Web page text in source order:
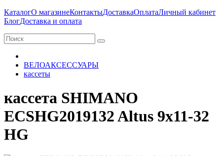
КаталогО магазинеКонтактыДоставкаОплатаЛичный кабинет
БлогДоставка и оплата
ВЕЛОАКСЕССУАРЫ
кассеты
кассета SHIMANO
ECSHG2019132 Altus 9x11-32
HG